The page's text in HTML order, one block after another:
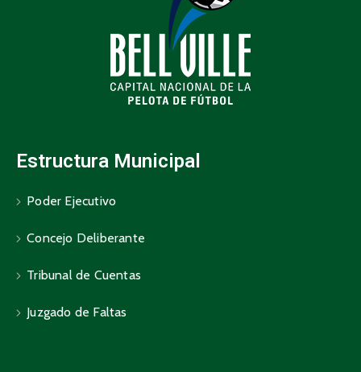
Estructura Municipal
Poder Ejecutivo
Concejo Deliberante
Tribunal de Cuentas
Juzgado de Faltas